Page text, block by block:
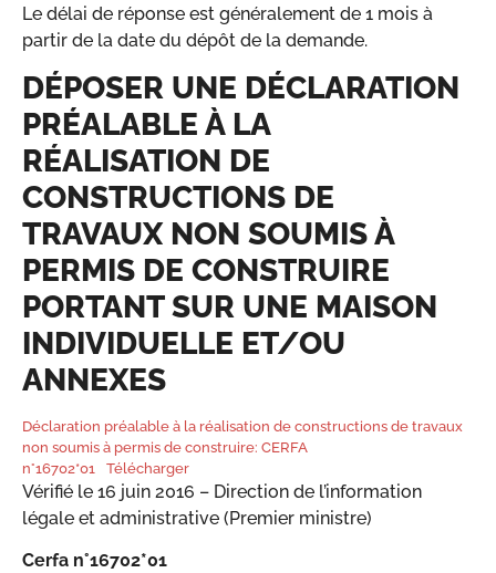
Le délai de réponse est généralement de 1 mois à
partir de la date du dépôt de la demande.
DÉPOSER UNE DÉCLARATION
PRÉALABLE À LA
RÉALISATION DE
CONSTRUCTIONS DE
TRAVAUX NON SOUMIS À
PERMIS DE CONSTRUIRE
PORTANT SUR UNE MAISON
INDIVIDUELLE ET/OU
ANNEXES
Déclaration préalable à la réalisation de constructions de travaux
non soumis à permis de construire: CERFA
n°16702*01
Télécharger
Vérifié le 16 juin 2016 – Direction de l’information
légale et administrative (Premier ministre)
Cerfa n°16702*01